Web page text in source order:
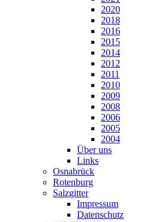
2020
2018
2016
2015
2014
2012
2011
2010
2009
2008
2006
2005
2004
Über uns
Links
Osnabrück
Rotenburg
Salzgitter
Impressum
Datenschutz